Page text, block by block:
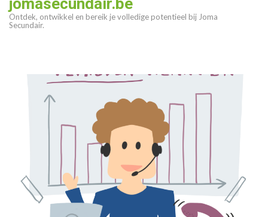
jomasecundair.be
Ontdek, ontwikkel en bereik je volledige potentieel bij Joma
Secundair.